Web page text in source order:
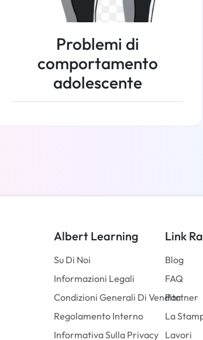
Problemi di
comportamento
adolescente
Albert Learning
Su Di Noi
Informazioni Legali
Condizioni Generali Di Vendita
Regolamento Interno
Informativa Sulla Privacy
Link
Blog
FAQ
Partner
La
Lavori